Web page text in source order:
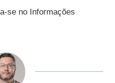
se no Informações